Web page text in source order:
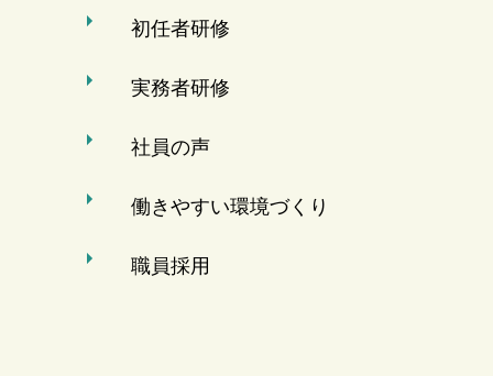
初任者研修
実務者研修
社員の声
働きやすい環境づくり
職員採用